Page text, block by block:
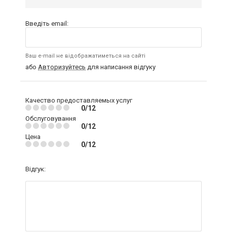
Введіть email:
Ваш e-mail не відображатиметься на сайті
або Авторизуйтесь для написання відгуку
Качество предоставляемых услуг
0/12
Обслуговування
0/12
Цена
0/12
Відгук: